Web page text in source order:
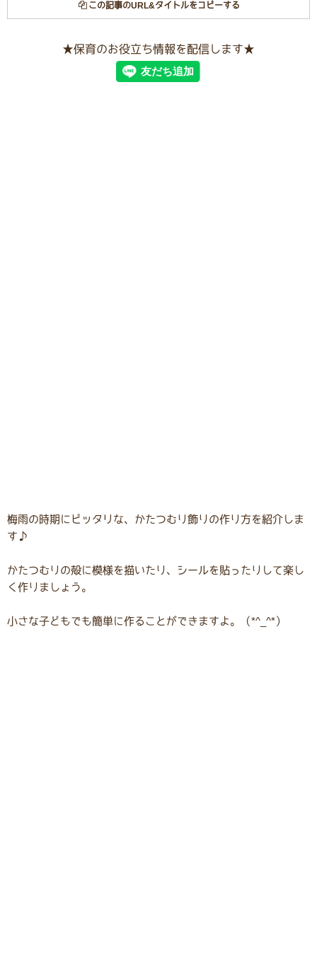
この記事のURL&タイトルをコピーする
★保育のお役立ち情報を配信します★
梅雨の時期にピッタリな、かたつむり飾りの作り方を紹介しま
す♪
かたつむりの殻に模様を描いたり、シールを貼ったりして楽し
く作りましょう。
小さな子どもでも簡単に作ることができますよ。（*^_^*）